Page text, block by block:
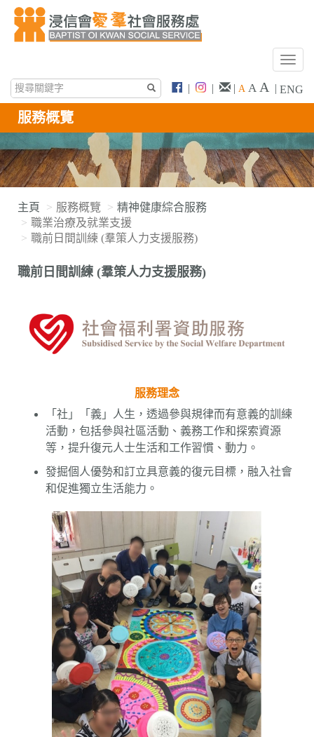
T
g
n
a
v
| | | A A A | ENG
服務概覽
主頁 服務概覽
精神健康綜合服務
職業治療及就業支援
職前日間訓練 (羣策人力支援服務)
職前日間訓練 (羣策人力支援服務)
服務理念
「社」「義」人生，透過參與規律而有意義的訓練
活動，包括參與社區活動、義務工作和探索資源
等，提升復元人士生活和工作習慣、動力。
發掘個人優勢和訂立具意義的復元目標，融入社會
和促進獨立生活能力。